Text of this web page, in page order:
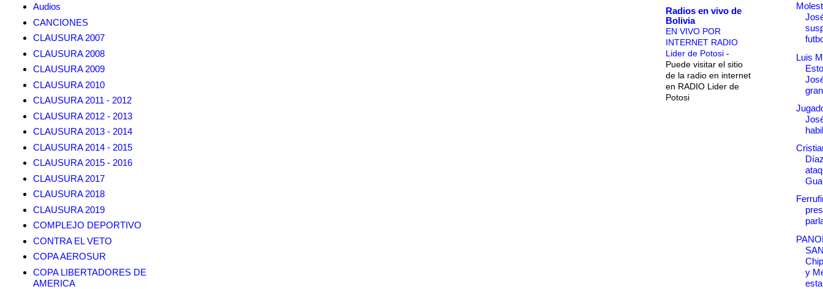
Audios
CANCIONES
CLAUSURA 2007
CLAUSURA 2008
CLAUSURA 2009
CLAUSURA 2010
CLAUSURA 2011 - 2012
CLAUSURA 2012 - 2013
CLAUSURA 2013 - 2014
CLAUSURA 2014 - 2015
CLAUSURA 2015 - 2016
CLAUSURA 2017
CLAUSURA 2018
CLAUSURA 2019
COMPLEJO DEPORTIVO
CONTRA EL VETO
COPA AEROSUR
COPA LIBERTADORES DE
AMERICA
Radios en vivo de
Bolivia
EN VIVO POR
INTERNET RADIO
Lider de Potosi -
Puede visitar el sitio
de la radio en internet
en RADIO Lider de
Potosi
Luis
y